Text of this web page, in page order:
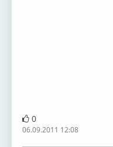
0
06.09.2011 12:08